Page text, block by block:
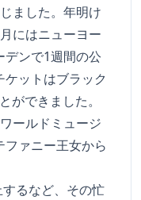
ました。年明け
にはニューヨー
デンで1週間の公
ットはブラック
ができました。
ールドミュージ
ァニー王女から
るなど、その忙